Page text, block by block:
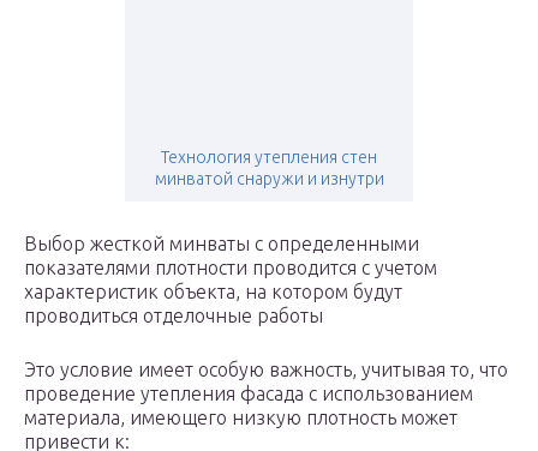
Технология утепления стен
минватой снаружи и изнутри
Выбор жесткой минваты с определенными
показателями плотности проводится с учетом
характеристик объекта, на котором будут
проводиться отделочные работы
Это условие имеет особую важность, учитывая то, что
проведение утепления фасада с использованием
материала, имеющего низкую плотность может
привести к: